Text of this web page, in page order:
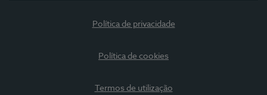
Política de privacidade
Política de cookies
Termos de utilização